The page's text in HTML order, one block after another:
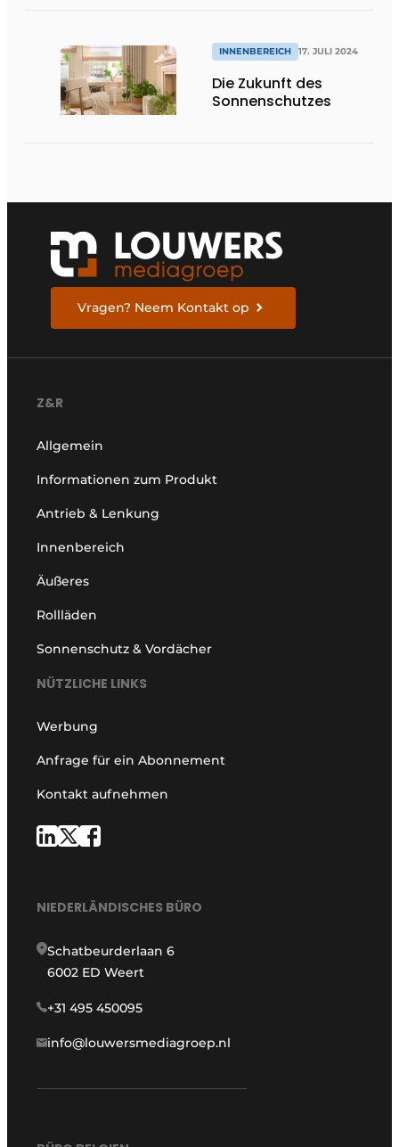
INNENBEREICH 17. JULI 2024
Die Zukunft des
Sonnenschutzes
Vragen? Neem Kontakt op
Z&R
Allgemein
Informationen zum Produkt
Antrieb & Lenkung
Innenbereich
Äußeres
Rollläden
Sonnenschutz & Vordächer
NÜTZLICHE LINKS
Werbung
Anfrage für ein Abonnement
Kontakt aufnehmen
NIEDERLÄNDISCHES BÜRO
Schatbeurderlaan 6
6002 ED Weert
+31 495 450095
info@louwersmediagroep.nl